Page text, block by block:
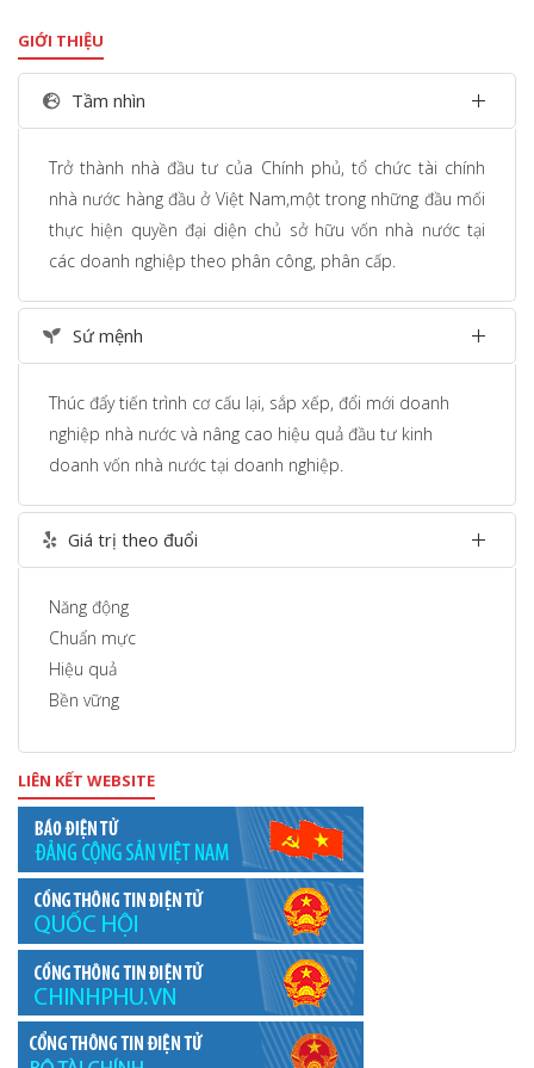
GIỚI THIỆU
Tầm nhìn
Trở thành nhà đầu tư của Chính phủ, tổ chức tài chính
nhà nước hàng đầu ở Việt Nam,một trong những đầu mối
thực hiện quyền đại diện chủ sở hữu vốn nhà nước tại
các doanh nghiệp theo phân công, phân cấp.
Sứ mệnh
Thúc đẩy tiến trình cơ cấu lại, sắp xếp, đổi mới doanh
nghiệp nhà nước và nâng cao hiệu quả đầu tư kinh
doanh vốn nhà nước tại doanh nghiệp.
Giá trị theo đuổi
Năng động
Chuẩn mực
Hiệu quả
Bền vững
LIÊN KẾT WEBSITE